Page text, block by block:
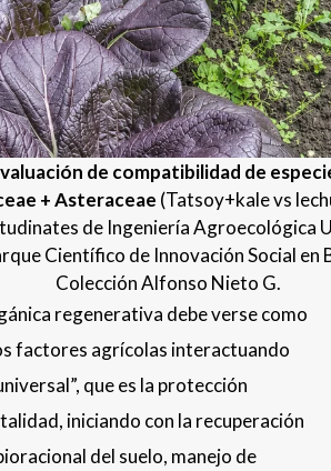
de compatibilidad de
+ Asteraceae (Tatsoy+kale vs
de Ingeniería Agroecológica
Científico de Innovación Social en
Colección Alfonso Nieto G.
regenerativa debe verse como
factores agrícolas interactuando
que es la protección
iniciando con la recuperación
del suelo, manejo de